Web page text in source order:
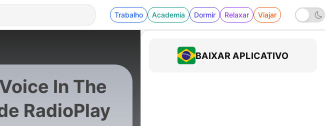
Trabalho Academia Dormir Relaxar Viajar
In The
RadioPlay
BAIXAR APLICATIVO